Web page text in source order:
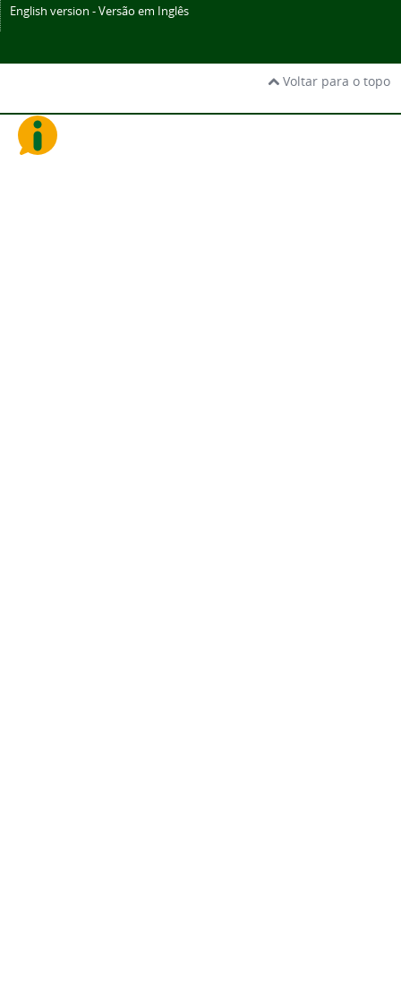
English version - Versão em Inglês
Voltar para o topo